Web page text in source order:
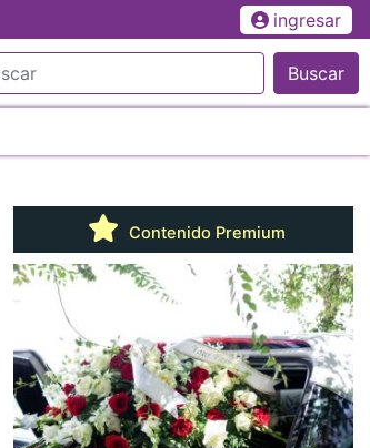
ingresar
Buscar
Contenido Premium